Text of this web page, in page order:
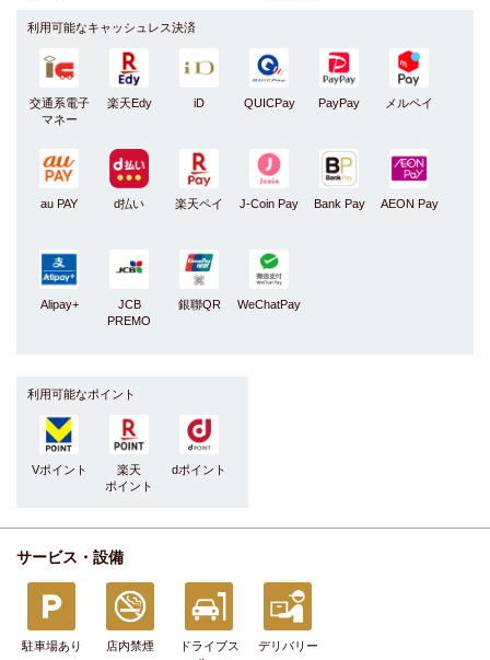
利用可能なキャッシュレス決済
交通系電子
マネー
楽天Edy iD QUICPay PayPay メルペイ
au PAY d払い 楽天ペイ J-Coin Pay Bank Pay AEON Pay
Alipay+
JCB
PREMO
銀聯QR WeChatPay
利用可能なポイント
Vポイント
楽天
ポイント
dポイント
サービス・設備
駐車場あり 店内禁煙
ドライブス
デリバリー